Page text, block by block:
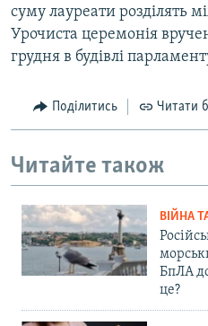
суму лауреати розділять
Урочиста церемонія
грудня в будівлі
Поділитись Читати
Читайте також
ВІЙНА
БпЛА
це?